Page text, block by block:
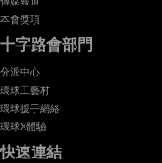
本會獎項
十字路會部門
分派中心
環球工藝村
環球援手網絡
環球X體驗
快速連結